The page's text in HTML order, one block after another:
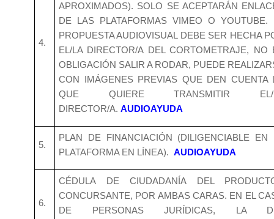
4.
APROXIMADOS). SOLO SE ACEPTARÁN
DE LAS PLATAFORMAS VIMEO O YOUTUBE.
PROPUESTA AUDIOVISUAL DEBE SER HECHA
EL/LA DIRECTOR/A DEL CORTOMETRAJE, NO
OBLIGACIÓN SALIR A RODAR, PUEDE
CON IMÁGENES PREVIAS QUE DEN CUENTA
QUE QUIERE TRANSMITIR EL/
DIRECTOR/A. AUDIOAYUDA
5.
PLAN DE FINANCIACIÓN (DILIGENCIABLE EN
PLATAFORMA EN LÍNEA). AUDIOAYUDA
6.
CÉDULA DE CIUDADANÍA DEL
CONCURSANTE, POR AMBAS CARAS. EN EL
DE PERSONAS JURÍDICAS, LA